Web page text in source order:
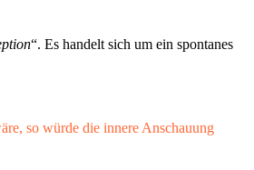
“. Es handelt sich um ein spontanes
so würde die innere Anschauung